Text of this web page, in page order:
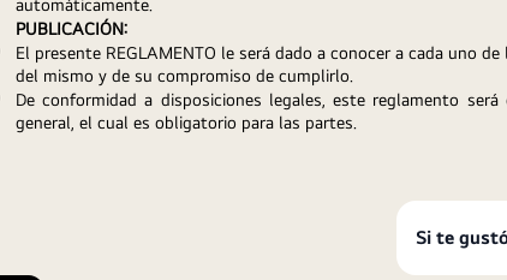
automáticamente.
PUBLICACIÓN:
El presente REGLAMENTO le será dado a conocer a cada uno
del mismo y de su compromiso de cumplirlo.
De conformidad a disposiciones legales, este reglamento
general, el cual es obligatorio para las partes.
Si te